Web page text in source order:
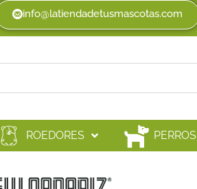
info@latiendadetusmascotas.com
ROEDORES PERROS